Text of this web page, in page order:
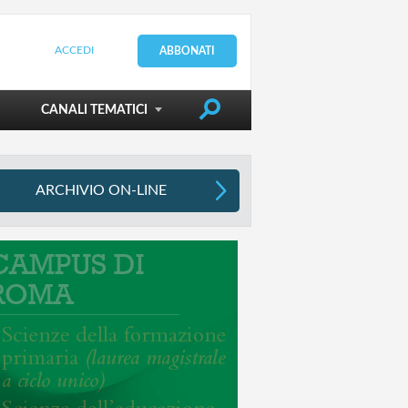
ACCEDI ABBONATI
DIRIGERE LA SCUOLA
CANALI TEMATICI
ARCHIVIO ON-LINE